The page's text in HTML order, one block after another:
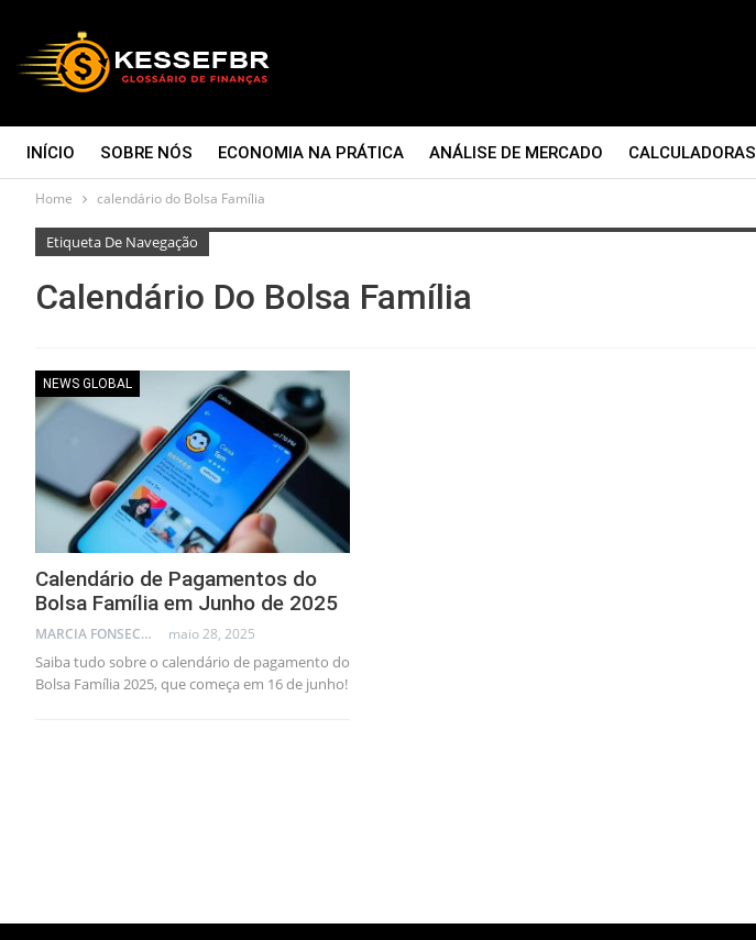
INÍCIO SOBRE NÓS ECONOMIA NA PRÁTICA ANÁLISE DE MERCADO CALCULADORAS
CONTATO
Home calendário do Bolsa Família
Etiqueta De Navegação
Calendário Do Bolsa Família
NEWS GLOBAL
Calendário de Pagamentos do
Bolsa Família em Junho de 2025
MARCIA FONSECA - FINANCIAL CONSULTANT maio 28, 2025
Saiba tudo sobre o calendário de pagamento do
Bolsa Família 2025, que começa em 16 de junho!